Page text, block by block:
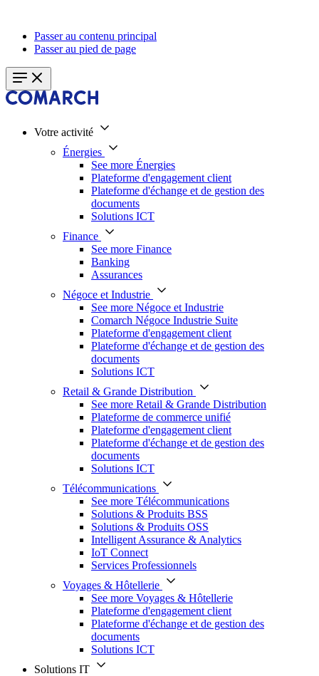
Passer au contenu principal
Passer au pied de page
Votre activité
Énergies
See more Énergies
Plateforme d'engagement client
Plateforme d'échange et de gestion des
documents
Solutions ICT
Finance
See more Finance
Banking
Assurances
Négoce et Industrie
See more Négoce et Industrie
Comarch Négoce Industrie Suite
Plateforme d'engagement client
Plateforme d'échange et de gestion des
documents
Solutions ICT
Retail & Grande Distribution
See more Retail & Grande Distribution
Plateforme de commerce unifié
Plateforme d'engagement client
Plateforme d'échange et de gestion des
documents
Solutions ICT
Télécommunications
See more Télécommunications
Solutions & Produits BSS
Solutions & Produits OSS
Intelligent Assurance & Analytics
IoT Connect
Services Professionnels
Voyages & Hôtellerie
See more Voyages & Hôtellerie
Plateforme d'engagement client
Plateforme d'échange et de gestion des
documents
Solutions ICT
Solutions IT